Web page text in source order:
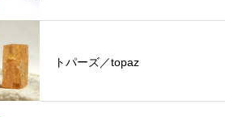
トパーズ／topaz